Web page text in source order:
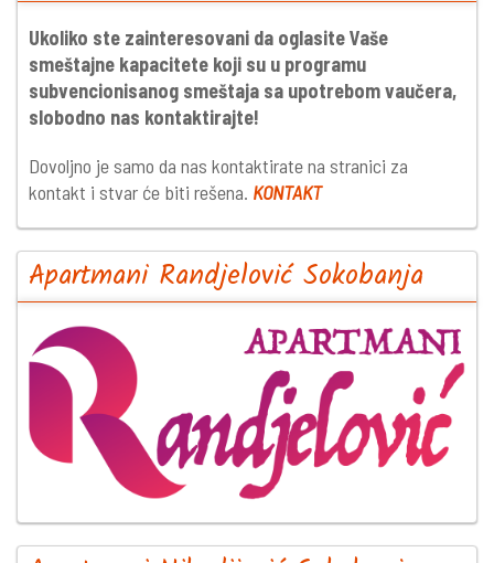
Ukoliko ste zainteresovani da oglasite Vaše
smeštajne kapacitete koji su u programu
subvencionisanog smeštaja sa upotrebom vaučera,
slobodno nas kontaktirajte!
Dovoljno je samo da nas kontaktirate na stranici za
kontakt i stvar će biti rešena. KONTAKT
Apartmani Randjelović Sokobanja